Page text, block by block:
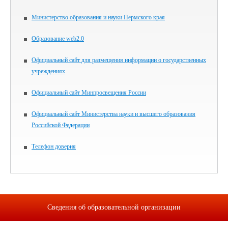
Министерство образования и науки Пермского края
Образование web2.0
Официальный сайт для размещения информации о государственных
учреждениях
Официальный сайт Минпросвещения России
Официальный сайт Министерства науки и высшего образования
Российской Федерации
Телефон доверия
Сведения об образовательной организации